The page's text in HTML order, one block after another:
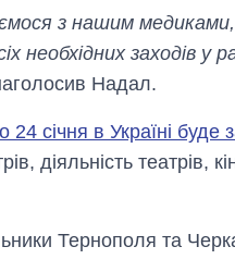
з нашим медиками,
необхідних заходів у
Надал.
24 січня в Україні
діяльність театрів,
Тернополя та